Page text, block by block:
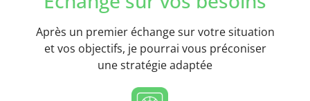
Après un premier échange sur votre situation
et vos objectifs, je pourrai vous préconiser
une stratégie adaptée